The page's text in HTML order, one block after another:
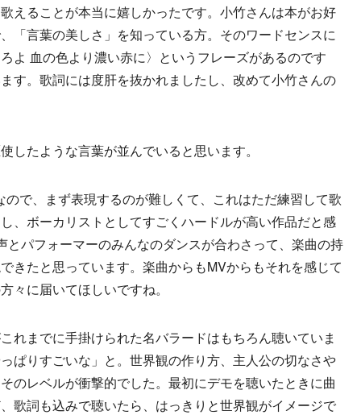
えることが本当に嬉しかったです。小竹さんは本がお好
「言葉の美しさ」を知っている方。そのワードセンスに
よ 血の色より濃い赤に〉というフレーズがあるのです
す。歌詞には度肝を抜かれましたし、改めて小竹さんの
したような言葉が並んでいると思います。
で、まず表現するのが難しくて、これはただ練習して歌
、ボーカリストとしてすごくハードルが高い作品だと感
パフォーマーのみんなのダンスが合わさって、楽曲の持
きたと思っています。楽曲からもMVからもそれを感じて
々に届いてほしいですね。
れまでに手掛けられた名バラードはもちろん聴いていま
ぱりすごいな」と。世界観の作り方、主人公の切なさや
のレベルが衝撃的でした。最初にデモを聴いたときに曲
歌詞も込みで聴いたら、はっきりと世界観がイメージで